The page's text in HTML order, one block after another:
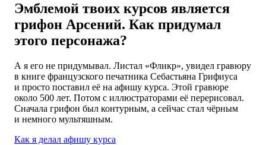
Эмблемой твоих курсов является
грифон Арсений. Как придумал
этого персонажа?
А я его не придумывал. Листал «Фликр», увидел гравюру
в книге французского печатника Себастьяна Грифиуса
и просто поставил её на афишу курса. Этой гравюре
около 500 лет. Потом с иллюстраторами её перерисовал.
Сначала грифон был контурным, а сейчас стал чёрным
и немного мультяшным.
Как я делал афишу курса